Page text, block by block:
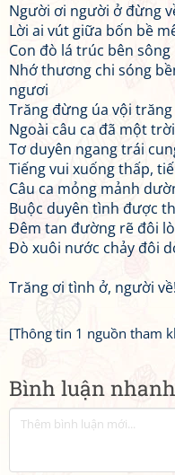
Bình luận nhanh
Người ơi người ở đừng
Lời ai vút giữa bốn bề
Con đò lá trúc bên sông
Nhớ thương chi sóng
ngươi
Trăng đừng úa vội trăng
Ngoài câu ca đã một
Tơ duyên ngang trái
Tiếng vui xuống thấp,
Câu ca mỏng mảnh
Buộc duyên tình được
Đêm tan đường rẽ đôi
Đò xuôi nước chảy đôi
Trăng ơi tình ở, người về!
[Thông tin 1 nguồn tham